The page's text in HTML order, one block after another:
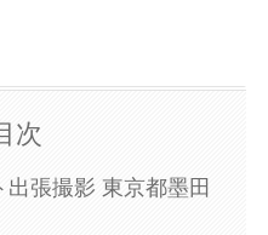
次
張撮影 東京都墨田